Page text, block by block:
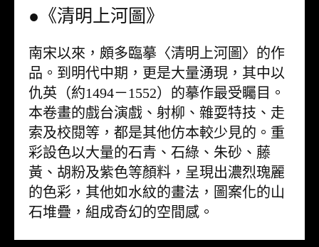
●《清明上河圖》
南宋以來，頗多臨摹〈清明上河圖〉的作
品。到明代中期，更是大量湧現，其中以
仇英（約1494－1552）的摹作最受矚目。
本卷畫的戲台演戲、射柳、雜耍特技、走
索及校閱等，都是其他仿本較少見的。重
彩設色以大量的石青、石綠、朱砂、藤
黃、胡粉及紫色等顏料，呈現出濃烈瑰麗
的色彩，其他如水紋的畫法，圖案化的山
石堆疊，組成奇幻的空間感。